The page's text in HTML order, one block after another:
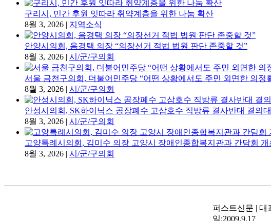
구리시, 민간 후원 잇따라 취약계층을 위한 나눔 확산
8월 3, 2026 | 지역소식
안양시의회, 음경택 의장 “의장선거 적법 법원 판단 존중할 것”
8월 3, 2026 | 시/군/구의회
서울 금천구의회, 더불어민주당 “어떤 상황에서도 주민 외면한 의정
8월 3, 2026 | 시/군/구의회
안성시의회, SK하이닉스 공장폐수 고삼호수 직방류 결사반대 결의
8월 3, 2026 | 시/군/구의회
고양특례시의회, 김미수 의장 고양시 장애인종합복지관과 간담회 개
8월 3, 2026 | 시/군/구의회
퍼스트신문 | 대
일:2009.9.17